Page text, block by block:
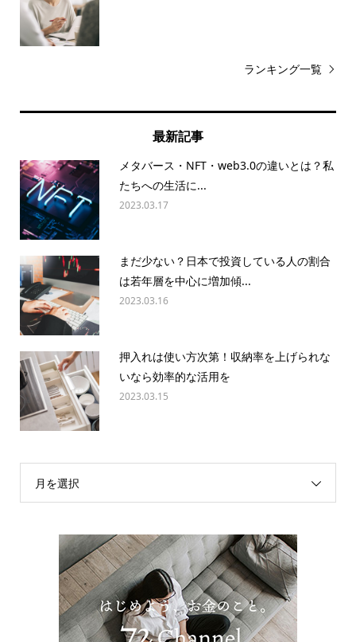
ランキング一覧
最新記事
メタバース・NFT・web3.0の違いとは？私
たちへの生活に...
2023.03.17
まだ少ない？日本で投資している人の割合
は若年層を中心に増加傾...
2023.03.16
押入れは使い方次第！収納率を上げられな
いなら効率的な活用を
2023.03.15
月を選択